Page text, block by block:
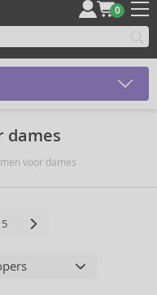
0
dames
voor dames
5